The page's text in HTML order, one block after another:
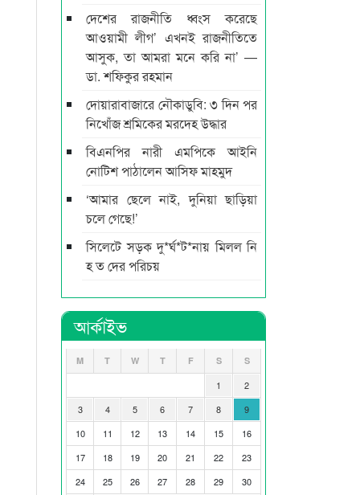
দেশের রাজনীতি ধ্বংস করেছে
আওয়ামী লীগ’ এখনই রাজনীতিতে
আসুক, তা আমরা মনে করি না’ —
ডা. শফিকুর রহমান
দোয়ারাবাজারে নৌকাডুবি: ৩ দিন পর
নিখোঁজ শ্রমিকের মরদেহ উদ্ধার
বিএনপির নারী এমপিকে আইনি
নোটিশ পাঠালেন আসিফ মাহমুদ
‘আমার ছেলে নাই, দুনিয়া ছাড়িয়া
চলে গেছে!’
সিলেটে সড়ক দু*র্ঘ*ট*নায় মিলল নি
হ ত দের পরিচয়
আর্কাইভ
M T W T F S S
1
2
3
4 5 6 7 8
9
10
11 12 13 14 15
16
17
18 19 20 21 22
23
24
25 26 27 28 29
30